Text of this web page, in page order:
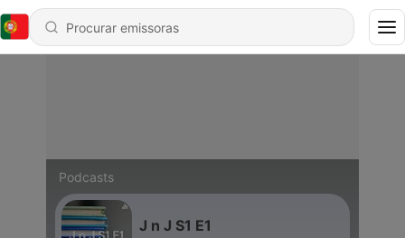
Podcasts
J n J S1 E1